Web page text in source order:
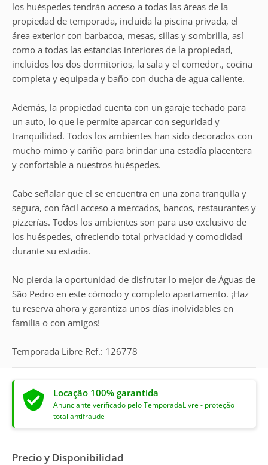
los huéspedes tendrán acceso a todas las áreas de la
propiedad de temporada, incluida la piscina privada, el
área exterior con barbacoa, mesas, sillas y sombrilla, así
como a todas las estancias interiores de la propiedad,
incluidos los dos dormitorios, la sala y el comedor., cocina
completa y equipada y baño con ducha de agua caliente.
Además, la propiedad cuenta con un garaje techado para
un auto, lo que le permite aparcar con seguridad y
tranquilidad. Todos los ambientes han sido decorados con
mucho mimo y cariño para brindar una estadía placentera
y confortable a nuestros huéspedes.
Cabe señalar que el se encuentra en una zona tranquila y
segura, con fácil acceso a mercados, bancos, restaurantes y
pizzerías. Todos los ambientes son para uso exclusivo de
los huéspedes, ofreciendo total privacidad y comodidad
durante su estadía.
No pierda la oportunidad de disfrutar lo mejor de Águas de
São Pedro en este cómodo y completo apartamento. ¡Haz
tu reserva ahora y garantiza unos días inolvidables en
familia o con amigos!
Temporada Libre Ref.: 126778
Locação 100% garantida
Anunciante verificado pelo TemporadaLivre - proteção
total antifraude
Precio y Disponibilidad